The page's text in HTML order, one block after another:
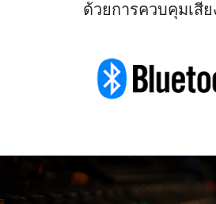
ด้วยการควบคุมเสี